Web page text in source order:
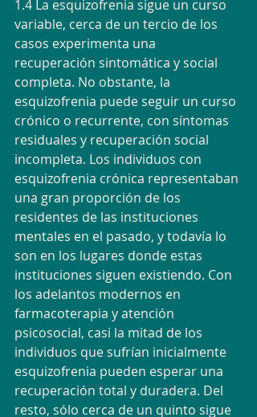
1.4 La esquizofrenia sigue un curso
variable, cerca de un tercio de los
casos experimenta una
recuperación sintomática y social
completa. No obstante, la
esquizofrenia puede seguir un curso
crónico o recurrente, con síntomas
residuales y recuperación social
incompleta. Los individuos con
esquizofrenia crónica representaban
una gran proporción de los
residentes de las instituciones
mentales en el pasado, y todavía lo
son en los lugares donde estas
instituciones siguen existiendo. Con
los adelantos modernos en
farmacoterapia y atención
psicosocial, casi la mitad de los
individuos que sufrían inicialmente
esquizofrenia pueden esperar una
recuperación total y duradera. Del
resto, sólo cerca de un quinto sigue